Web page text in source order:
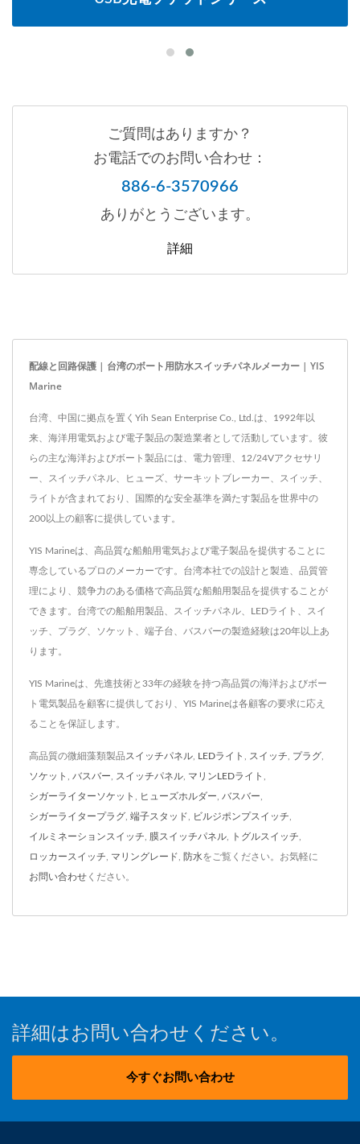
ご質問はありますか？
お電話でのお問い合わせ：
886-6-3570966
ありがとうございます。
詳細
配線と回路保護 | 台湾のボート用防水スイッチパネルメーカー | YIS
Marine
台湾、中国に拠点を置くYih Sean Enterprise Co., Ltd.は、1992年以
来、海洋用電気および電子製品の製造業者として活動しています。彼
らの主な海洋およびボート製品には、電力管理、12/24Vアクセサリ
ー、スイッチパネル、ヒューズ、サーキットブレーカー、スイッチ、
ライトが含まれており、国際的な安全基準を満たす製品を世界中の
200以上の顧客に提供しています。
YIS Marineは、高品質な船舶用電気および電子製品を提供することに
専念しているプロのメーカーです。台湾本社での設計と製造、品質管
理により、競争力のある価格で高品質な船舶用製品を提供することが
できます。台湾での船舶用製品、スイッチパネル、LEDライト、スイ
ッチ、プラグ、ソケット、端子台、バスバーの製造経験は20年以上あ
ります。
YIS Marineは、先進技術と33年の経験を持つ高品質の海洋およびボー
ト電気製品を顧客に提供しており、YIS Marineは各顧客の要求に応え
ることを保証します。
高品質の微細藻類製品 スイッチパネル LEDライト スイッチ プラグ
ソケット バスバー スイッチパネル マリンLEDライト
シガーライターソケット ヒューズホルダー バスバー
シガーライタープラグ 端子スタッド ビルジポンプスイッチ
イルミネーションスイッチ 膜スイッチパネル トグルスイッチ
ロッカースイッチ マリングレード 防水をご覧ください。お気軽に
お問い合わせ ください。
詳細はお問い合わせください。
今すぐお問い合わせ